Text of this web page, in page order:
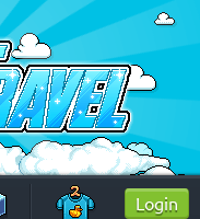
Login